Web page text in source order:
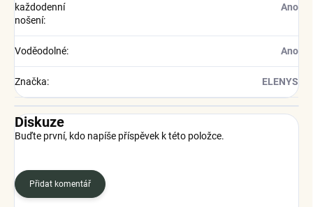
každodenní
nošení:
Ano
Voděodolné: Ano
Značka: ELENYS
Diskuze
Buďte první, kdo napíše příspěvek k této položce.
Přidat komentář